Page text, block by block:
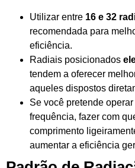
Utilizar entre 16 e 32
recomendada para
eficiência.
Radiais posicionados
tendem a oferecer
aqueles dispostos
Se você pretende
frequência, fazer com
comprimento
aumentar a eficiência